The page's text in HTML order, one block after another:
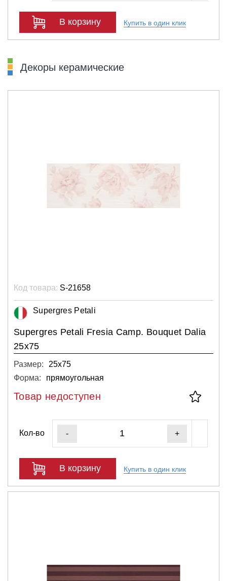
В корзину Купить в один клик
Декоры керамические
Код товара: S-21658
Supergres Petali
Supergres Petali Fresia Camp. Bouquet Dalia
25x75
Размер:
25х75
Форма:
прямоугольная
Товар недоступен
Кол-во - +
В корзину Купить в один клик